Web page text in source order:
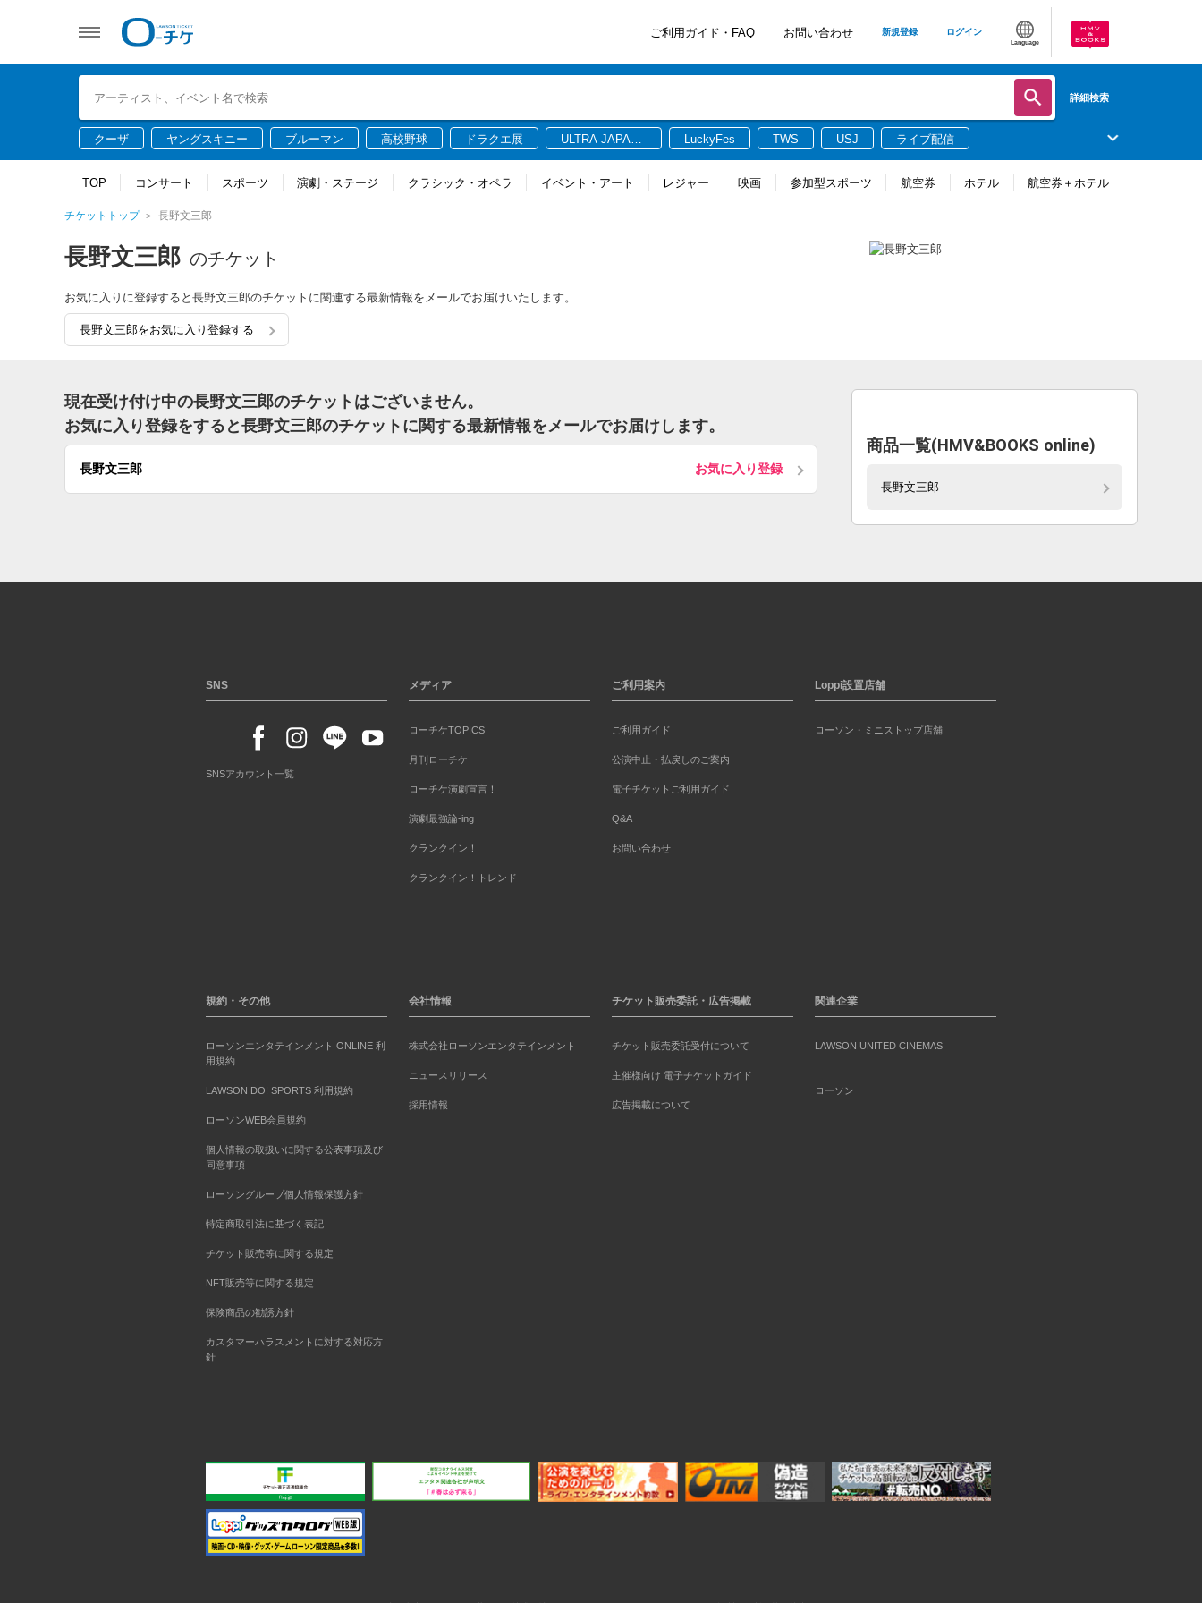
ご利用ガイド・FAQ お問い合わせ 新規登録 ログイン
Language
詳細検索
クーザ ヤングスキニー ブルーマン 高校野球 ドラクエ展
ULTRA JAPAN
LuckyFes TWS USJ ライブ配信
TOP コンサート スポーツ 演劇・ステージ クラシック・オペラ イベント・アート レジャー 映画 参加型スポーツ 航空券 ホテル 航空券＋ホテル
チケットトップ 長野文三郎
長野文三郎 のチケット
お気に入りに登録すると長野文三郎のチケットに関連する最新情報をメールでお届けいたします。
長野文三郎をお気に入り登録する
現在受け付け中の長野文三郎のチケットはございません。
お気に入り登録をすると長野文三郎のチケットに関する最新情報をメールでお届けします。
長野文三郎 お気に入り登録
商品一覧(HMV&BOOKS online)
長野文三郎
SNS
SNSアカウント一覧
メディア
ローチケTOPICS
月刊ローチケ
ローチケ演劇宣言！
演劇最強論-ing
クランクイン！
クランクイン！トレンド
ご利用案内
ご利用ガイド
公演中止・払戻しのご案内
電子チケットご利用ガイド
Q&A
お問い合わせ
Loppi設置店舗
ローソン・ミニストップ店舗
規約・その他
ローソンエンタテインメント ONLINE 利
用規約
LAWSON DO! SPORTS 利用規約
ローソンWEB会員規約
個人情報の取扱いに関する公表事項及び
同意事項
ローソングループ個人情報保護方針
特定商取引法に基づく表記
チケット販売等に関する規定
NFT販売等に関する規定
保険商品の勧誘方針
カスタマーハラスメントに対する対応方
針
会社情報
株式会社ローソンエンタテインメント
ニュースリリース
採用情報
チケット販売委託・広告掲載
チケット販売委託受付について
主催様向け 電子チケットガイド
広告掲載について
関連企業
LAWSON UNITED CINEMAS
ローソン